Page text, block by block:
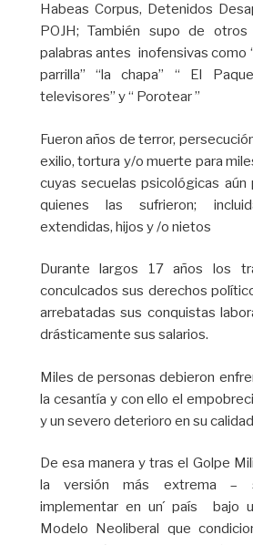
Habeas Corpus, Detenidos
POJH; También supo de otros
palabras antes inofensivas como
parrilla” “la chapa” “ El
televisores” y “ Porotear ”
Fueron años de terror,
exilio, tortura y/o muerte para
cuyas secuelas psicológicas aún
quienes las sufrieron;
extendidas, hijos y /o nietos
Durante largos 17 años los
conculcados sus derechos
arrebatadas sus conquistas
drásticamente sus salarios.
Miles de personas debieron
la cesantía y con ello el
y un severo deterioro en su
De esa manera y tras el Golpe
la versión más extrema –
implementar en un ́país bajo
Modelo Neoliberal que